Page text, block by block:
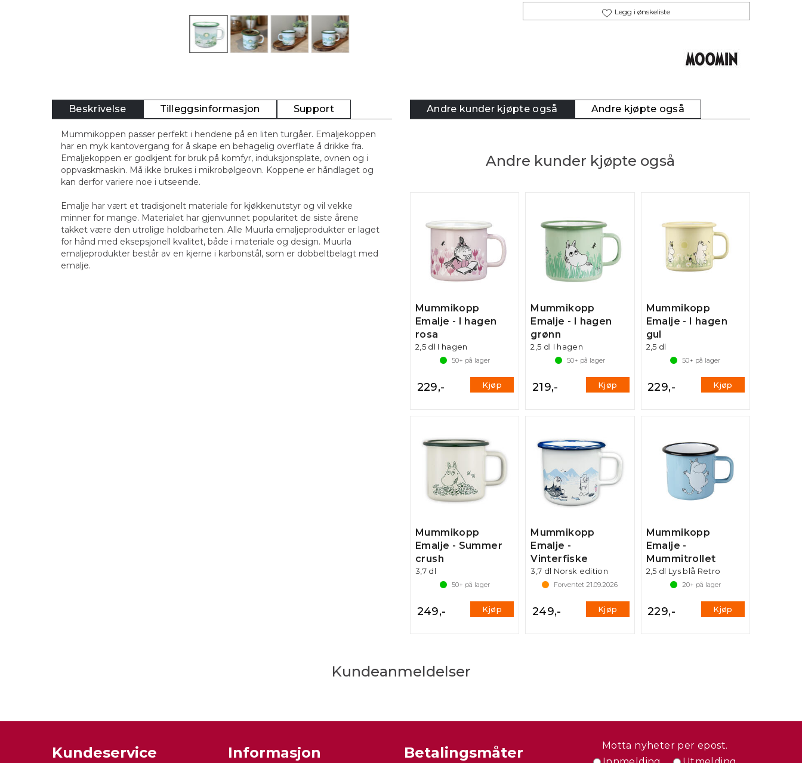
Legg i ønskeliste
Beskrivelse Tilleggsinformasjon Support
Mummikoppen passer perfekt i hendene på en liten turgåer. Emaljekoppen
har en myk kantovergang for å skape en behagelig overflate å drikke fra.
Emaljekoppen er godkjent for bruk på komfyr, induksjonsplate, ovnen og i
oppvaskmaskin. Må ikke brukes i mikrobølgeovn. Koppene er håndlaget og
kan derfor variere noe i utseende.
Emalje har vært et tradisjonelt materiale for kjøkkenutstyr og vil vekke
minner for mange. Materialet har gjenvunnet popularitet de siste årene
takket være den utrolige holdbarheten. Alle Muurla emaljeprodukter er laget
for hånd med eksepsjonell kvalitet, både i materiale og design. Muurla
emaljeprodukter består av en kjerne i karbonstål, som er dobbeltbelagt med
emalje.
Andre kunder kjøpte også Andre kjøpte også
Andre kunder kjøpte også
Mummikopp
Emalje - I hagen
rosa
2,5 dl I hagen
50+ på lager
229,- Kjøp
Mummikopp
Emalje - I hagen
grønn
2,5 dl I hagen
50+ på lager
219,- Kjøp
Mummikopp
Emalje - I hagen
gul
2,5 dl
50+ på lager
229,- Kjøp
Mummikopp
Emalje - Summer
crush
3,7 dl
50+ på lager
249,- Kjøp
Mummikopp
Emalje -
Vinterfiske
3,7 dl Norsk edition
Forventet21.09.2026
249,- Kjøp
Mummikopp
Emalje -
Mummitrollet
2,5 dl Lys blå Retro
20+ på lager
229,- Kjøp
Kundeanmeldelser
Kundeservice Informasjon Betalingsmåter
Motta nyheter per epost.